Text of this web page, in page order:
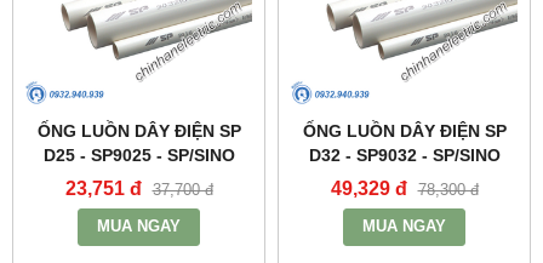
ỐNG LUỒN DÂY ĐIỆN SP
D25 - SP9025 - SP/SINO
23,751 đ 37,700 đ
MUA NGAY
ỐNG LUỒN DÂY ĐIỆN SP
D32 - SP9032 - SP/SINO
49,329 đ 78,300 đ
MUA NGAY